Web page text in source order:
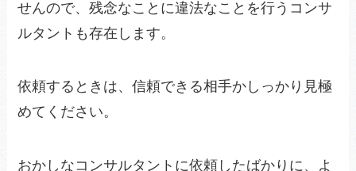
せんので、残念なことに違法なことを行うコンサ
ルタントも存在します。
依頼するときは、信頼できる相手かしっかり見極
めてください。
おかしなコンサルタントに依頼したばかりに、よ